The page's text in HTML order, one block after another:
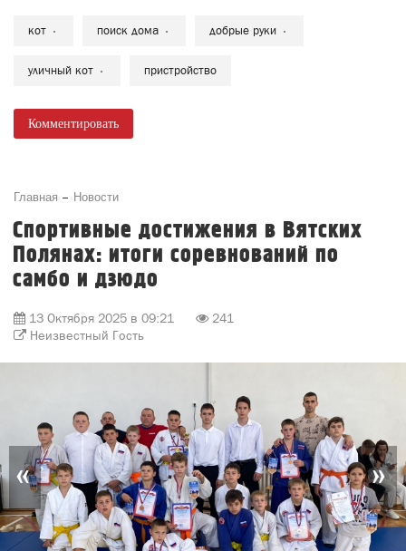
кот поиск дома добрые руки
уличный кот пристройство
Комментировать
Главная Новости
Спортивные достижения в Вятских
Полянах: итоги соревнований по
самбо и дзюдо
13 Октября 2025 в 09:21
241
Неизвестный Гость
« »